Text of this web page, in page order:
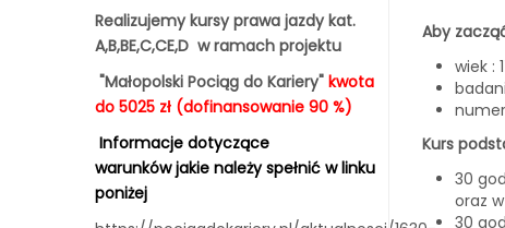
Realizujemy kursy prawa jazdy kat.
A,B,BE,C,CE,D w ramach projektu
"Małopolski Pociąg do Kariery" kwota
do 5025 zł (dofinansowanie 90 %)
Informacje dotyczące
warunków jakie należy spełnić w linku
poniżej
Aby
Kurs
30
oraz
30